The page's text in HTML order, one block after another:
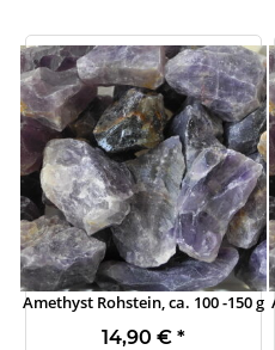
Amethyst Rohstein, ca. 100 -150 g
14,90 € *